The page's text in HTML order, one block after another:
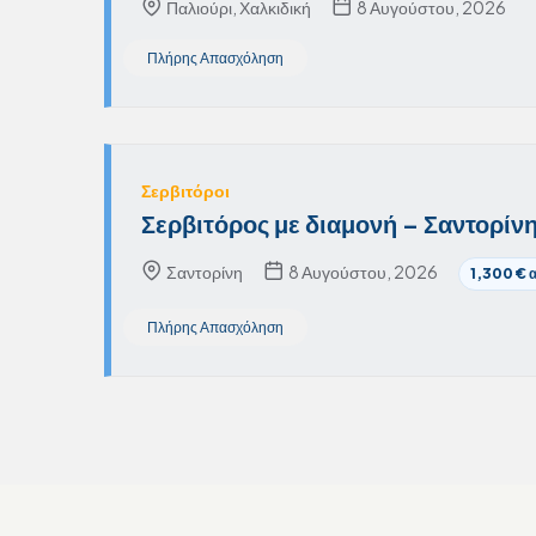
Παλιούρι, Χαλκιδική 8 Αυγούστου, 2026
Πλήρης Απασχόληση
Σερβιτόροι
Σερβιτόρος με διαμονή – Σαντορίνη
Σαντορίνη 8 Αυγούστου, 2026 1,300 €
Πλήρης Απασχόληση